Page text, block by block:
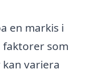
en markis i
som
variera